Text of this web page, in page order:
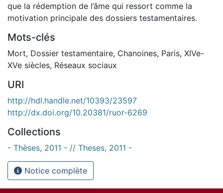
que la rédemption de l’âme qui ressort comme la
motivation principale des dossiers testamentaires.
Mots-clés
Mort, Dossier testamentaire, Chanoines, Paris, XIVe-
XVe siècles, Réseaux sociaux
URI
http://hdl.handle.net/10393/23597
http://dx.doi.org/10.20381/ruor-6269
Collections
- Thèses, 2011 - // Theses, 2011 -
Notice complète